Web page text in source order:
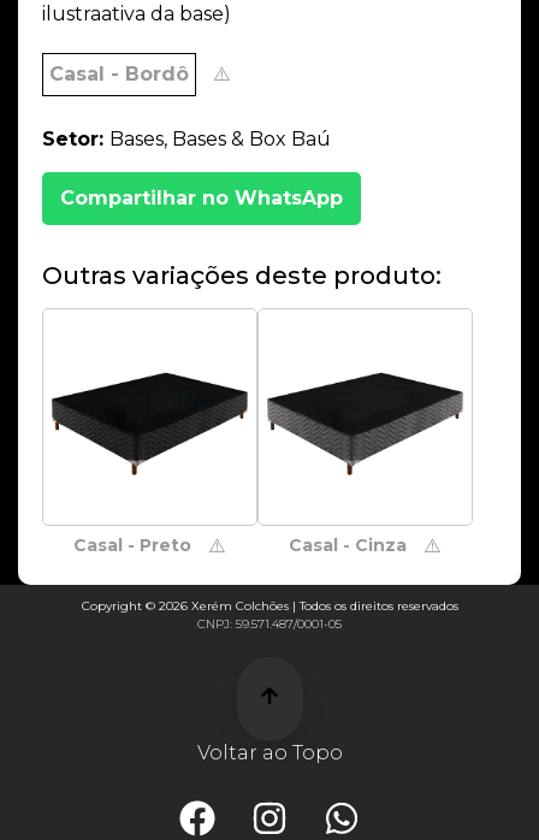
ilustraativa da base)
Casal - Bordô ⚠️
Setor: Bases, Bases & Box Baú
Compartilhar no WhatsApp
Outras variações deste produto:
Casal - Preto ⚠️ Casal - Cinza ⚠️
Voltar ao Topo
Copyright © 2026 Xerém Colchões | Todos os direitos reservados
CNPJ: 59.571.487/0001-05